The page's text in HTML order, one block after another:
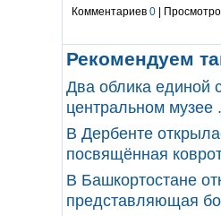
Комментариев 0 |
Рекомендуем
Два облика единой
центральном музее
В Дербенте
посвящённая
В Башкортостане
представляющая